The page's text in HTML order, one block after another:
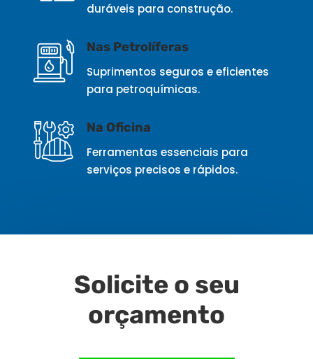
duráveis para construção.
Nas Petrolíferas
Suprimentos seguros e eficientes
para petroquímicas.
Na Oficina
Ferramentas essenciais para
serviços precisos e rápidos.
Solicite o seu
orçamento